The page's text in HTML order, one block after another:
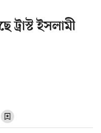
ট্রাস্ট ইসলামী